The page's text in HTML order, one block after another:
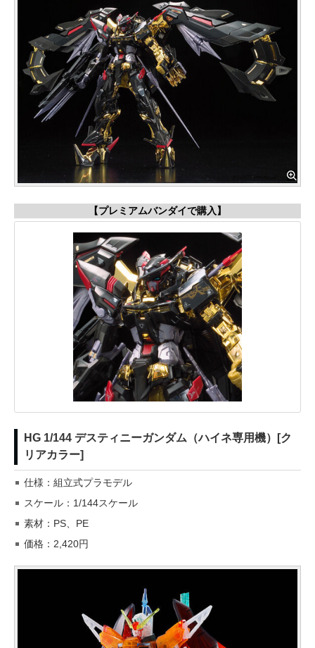
【プレミアムバンダイで購入】
HG 1/144 デスティニーガンダム（ハイネ専用機）[ク
リアカラー]
仕様：組立式プラモデル
スケール：1/144スケール
素材：PS、PE
価格：2,420円